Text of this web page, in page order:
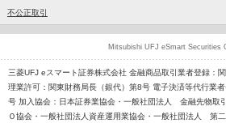
不公正取引
三菱UFJ eスマート証券株式会社 金融商品取引業者登録：
理業許可：関東財務局長（銀代）第8号 電子決済等代行業
号 加入協会：日本証券業協会・一般社団法人 金融先物取
Ｏ協会・一般社団法人資産運用業協会・一般社団法人 第二
Mitsubishi UFJ eSmart Securities